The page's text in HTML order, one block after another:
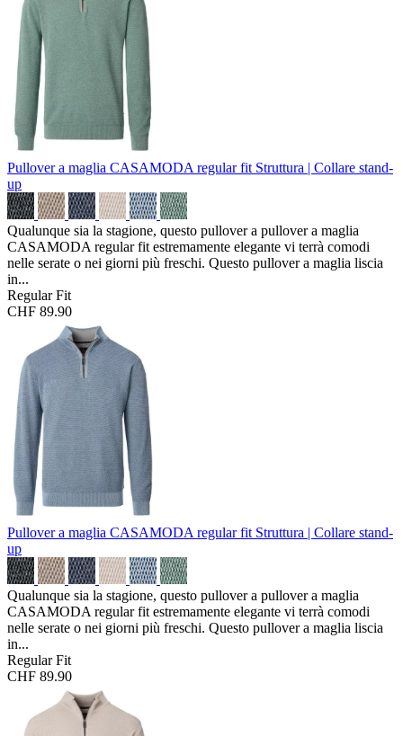
Pullover a maglia CASAMODA regular fit Struttura | Collare stand-
up
Qualunque sia la stagione, questo pullover a pullover a maglia
CASAMODA regular fit estremamente elegante vi terrà comodi
nelle serate o nei giorni più freschi. Questo pullover a maglia liscia
in...
Regular Fit
CHF 89.90
Pullover a maglia CASAMODA regular fit Struttura | Collare stand-
up
Qualunque sia la stagione, questo pullover a pullover a maglia
CASAMODA regular fit estremamente elegante vi terrà comodi
nelle serate o nei giorni più freschi. Questo pullover a maglia liscia
in...
Regular Fit
CHF 89.90